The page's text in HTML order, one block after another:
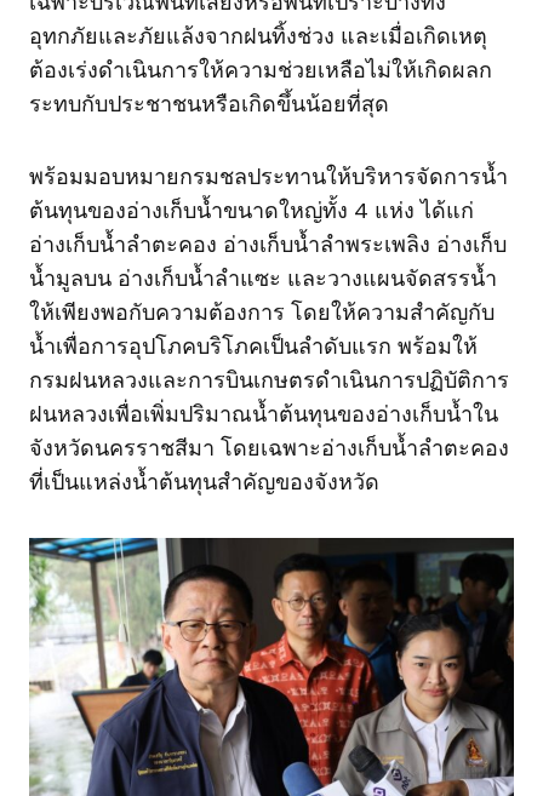
อุทกภัยและภัยแล้งจากฝนทิ้งช่วง และเมื่อเกิดเหตุ
ต้องเร่งดำเนินการให้ความช่วยเหลือไม่ให้เกิดผลก
ระทบกับประชาชนหรือเกิดขึ้นน้อยที่สุด
พร้อมมอบหมายกรมชลประทานให้บริหารจัดการน้ำ
ต้นทุนของอ่างเก็บน้ำขนาดใหญ่ทั้ง 4 แห่ง ได้แก่
อ่างเก็บน้ำลำตะคอง อ่างเก็บน้ำลำพระเพลิง อ่างเก็บ
น้ำมูลบน อ่างเก็บน้ำลำแซะ และวางแผนจัดสรรน้ำ
ให้เพียงพอกับความต้องการ โดยให้ความสำคัญกับ
น้ำเพื่อการอุปโภคบริโภคเป็นลำดับแรก พร้อมให้
กรมฝนหลวงและการบินเกษตรดำเนินการปฏิบัติการ
ฝนหลวงเพื่อเพิ่มปริมาณน้ำต้นทุนของอ่างเก็บน้ำใน
จังหวัดนครราชสีมา โดยเฉพาะอ่างเก็บน้ำลำตะคอง
ที่เป็นแหล่งน้ำต้นทุนสำคัญของจังหวัด